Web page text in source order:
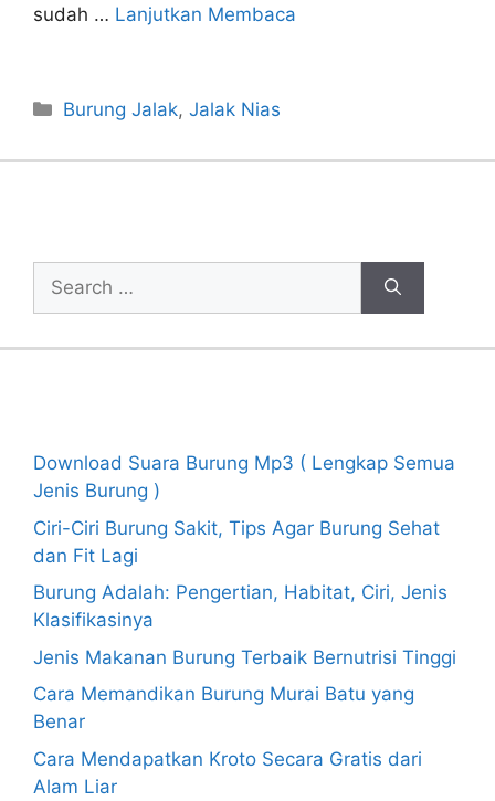
sudah … Lanjutkan Membaca
Categories
Burung Jalak,Jalak Nias
Search
for:
Download Suara Burung Mp3 ( Lengkap Semua
Jenis Burung )
Ciri-Ciri Burung Sakit, Tips Agar Burung Sehat
dan Fit Lagi
Burung Adalah: Pengertian, Habitat, Ciri, Jenis
Klasifikasinya
Jenis Makanan Burung Terbaik Bernutrisi Tinggi
Cara Memandikan Burung Murai Batu yang
Benar
Cara Mendapatkan Kroto Secara Gratis dari
Alam Liar